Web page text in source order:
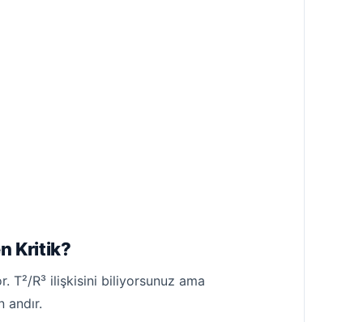
Kritik?
T²/R³ ilişkisini biliyorsunuz ama